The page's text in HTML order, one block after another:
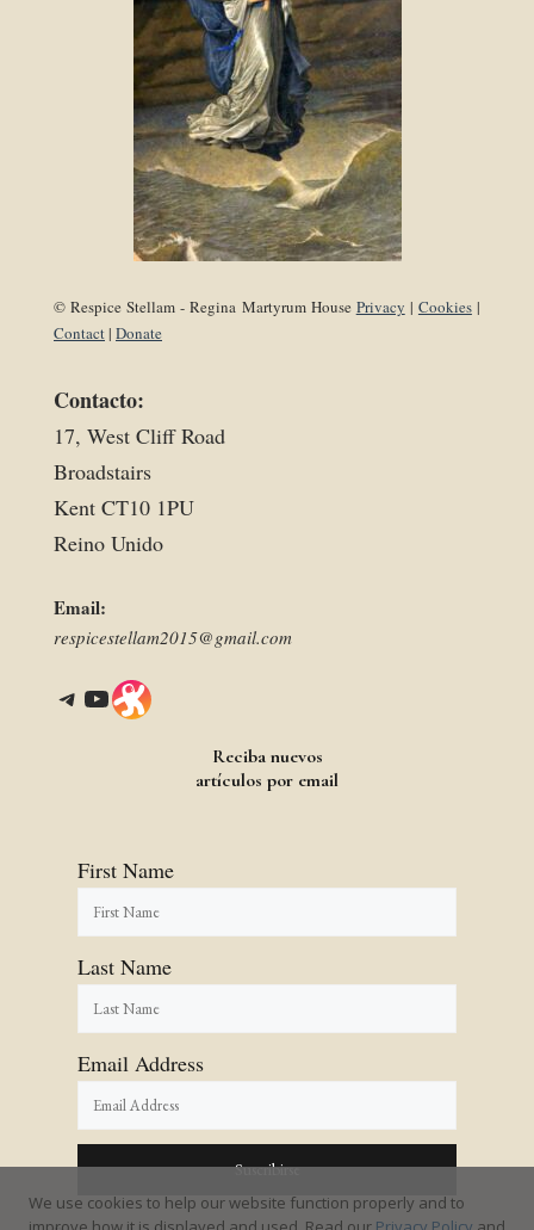
© Respice Stellam - Regina Martyrum House Privacy | Cookies|
Contact| Donate
Contacto:
17, West Cliff Road
Broadstairs
Kent CT10 1PU
Reino Unido
Email:
respicestellam2015@gmail.com
Telegram YouTube Link
Reciba nuevos
artículos por email
First Name
Last Name
Email Address
We use cookies to help our website function properly and to